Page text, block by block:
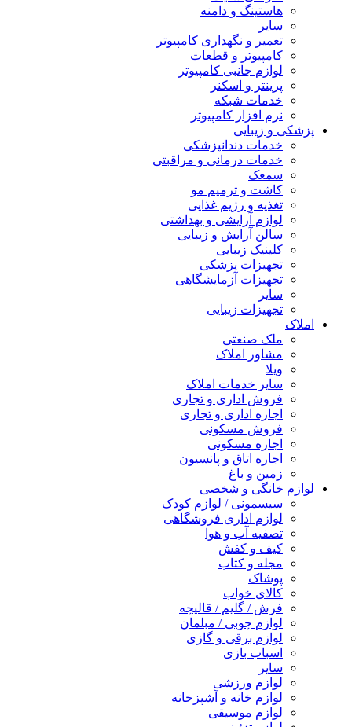
هاستینگ و دامنه
سایر
تعمیر و نگهداری کامپیوتر
کامپیوتر و قطعات
لوازم جانبی کامپیوتر
پرینتر و اسکنر
خدمات شبکه
نرم افزار کامپیوتر
پزشکی و زیبایی
خدمات دندانپزشکی
خدمات درمانی و مراقبتی
سمعک
کاشت و ترمیم مو
تغذیه و رژیم غذایی
لوازم آرایشی و بهداشتی
سالن آرایش و زیبایی
کلینیک زیبایی
تجهیزات پزشکی
تجهیزات آزمایشگاهی
سایر
تجهیزات زیبایی
املاک
ملک صنعتی
مشاور املاک
ویلا
سایر خدمات املاک
فروش اداری و تجاری
اجاره اداری و تجاری
فروش مسکونی
اجاره مسکونی
اجاره اتاق و پانسیون
زمین و باغ
لوازم خانگی و شخصی
سیسمونی / لوازم کودک
لوازم اداری فروشگاهی
تصفیه آب و هوا
کیف و کفش
مجله و کتاب
پوشاک
کالای خواب
فرش / گلیم / قالیچه
لوازم چوبی / مبلمان
لوازم برقی و گازی
اسباب بازی
سایر
لوازم ورزشی
لوازم خانه و آشپزخانه
لوازم موسیقی